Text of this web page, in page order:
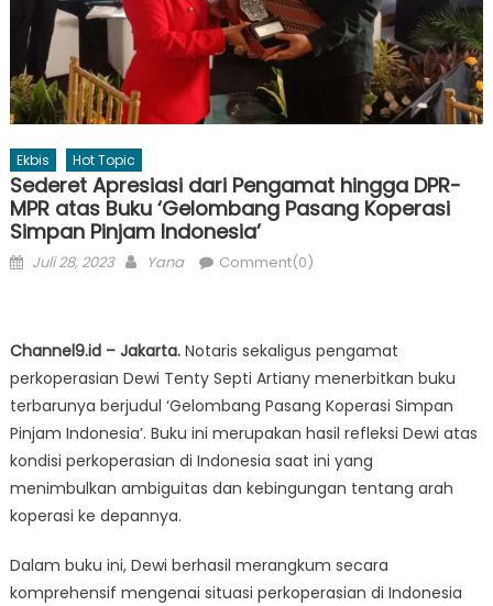
Ekbis Hot Topic
Sederet Apresiasi dari Pengamat hingga DPR-
MPR atas Buku ‘Gelombang Pasang Koperasi
Simpan Pinjam Indonesia’
Posted
Juli 28, 2023 Author
Yana Comment(0)
Channel9.id – Jakarta. Notaris sekaligus pengamat
perkoperasian Dewi Tenty Septi Artiany menerbitkan buku
terbarunya berjudul ‘Gelombang Pasang Koperasi Simpan
Pinjam Indonesia’. Buku ini merupakan hasil refleksi Dewi atas
kondisi perkoperasian di Indonesia saat ini yang
menimbulkan ambiguitas dan kebingungan tentang arah
koperasi ke depannya.
Dalam buku ini, Dewi berhasil merangkum secara
komprehensif mengenai situasi perkoperasian di Indonesia